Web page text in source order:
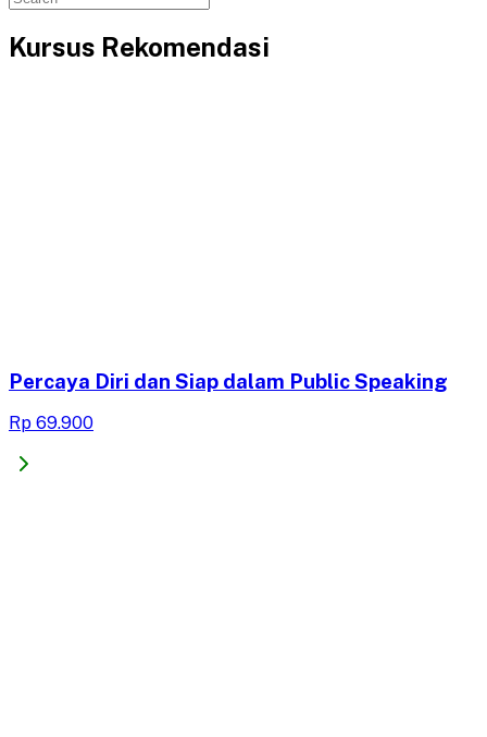
Kursus Rekomendasi
Percaya Diri dan Siap dalam Public Speaking
Rp 69.900